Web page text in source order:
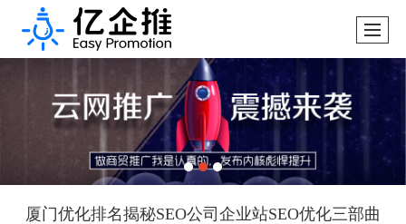
厦门优化排名揭秘SEO公司企业站SEO优化三部曲